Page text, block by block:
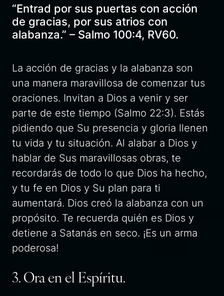
“Entrad por sus puertas con acción
de gracias, por sus atrios con
alabanza.” – Salmo 100:4, RV60.
La acción de gracias y la alabanza son
una manera maravillosa de comenzar tus
oraciones. Invitan a Dios a venir y ser
parte de este tiempo (Salmo 22:3). Estás
pidiendo que Su presencia y gloria llenen
tu vida y tu situación. Al alabar a Dios y
hablar de Sus maravillosas obras, te
recordarás de todo lo que Dios ha hecho,
y tu fe en Dios y Su plan para ti
aumentará. Dios creó la alabanza con un
propósito. Te recuerda quién es Dios y
detiene a Satanás en seco. ¡Es un arma
poderosa!
3. Ora en el Espíritu.